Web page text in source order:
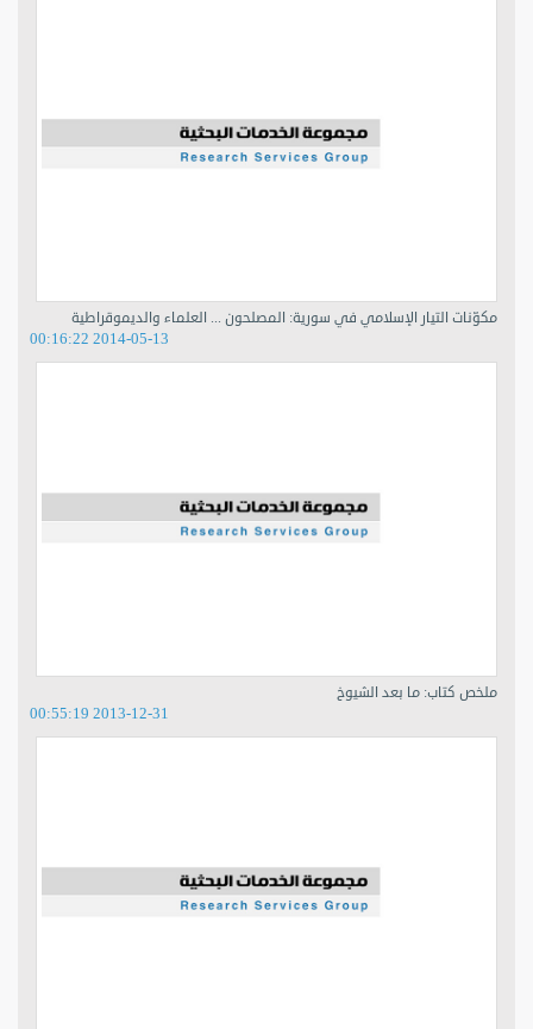
مكوّنات التيار الإسلامي في سورية: المصلحون ... العلماء والديموقراطية
2014-05-13 00:16:22
ملخص كتاب: ما بعد الشيوخ
2013-12-31 00:55:19